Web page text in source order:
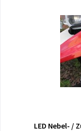
LED Nebel- /